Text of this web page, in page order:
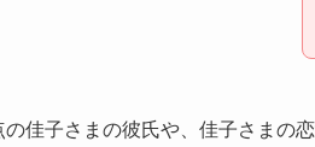
佳子さまの彼氏や、佳子さまの